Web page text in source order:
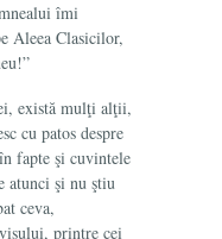
îmi
Aleea Clasicilor,
există mulţi alţii,
cu patos despre
fapte şi cuvintele
atunci şi nu ştiu
ceva,
printre cei